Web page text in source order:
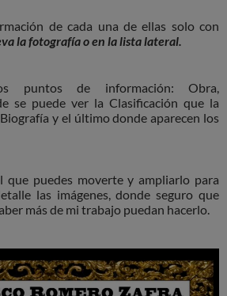
de cada una de ellas solo con
la fotografía o en la lista lateral.
puntos de información: Obra,
se puede ver la Clasificación que la
y el último donde aparecen los
que puedes moverte y ampliarlo para
las imágenes, donde seguro que
más de mi trabajo puedan hacerlo.